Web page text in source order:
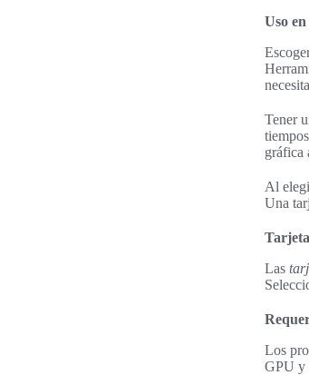
Uso
Tener
gráfica
Al
Una
Las
Los
GPU y